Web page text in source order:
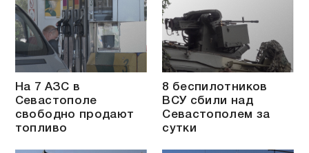
На 7 АЗС в
Севастополе
свободно продают
топливо
8 беспилотников
ВСУ сбили над
Севастополем за
сутки